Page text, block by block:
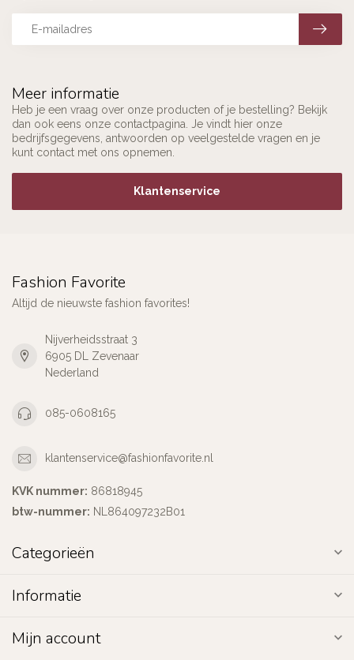
Meer informatie
Heb je een vraag over onze producten of je bestelling? Bekijk
dan ook eens onze contactpagina. Je vindt hier onze
bedrijfsgegevens, antwoorden op veelgestelde vragen en je
kunt contact met ons opnemen.
Klantenservice
Fashion Favorite
Altijd de nieuwste fashion favorites!
Nijverheidsstraat 3
6905 DL Zevenaar
Nederland
085-0608165
klantenservice@fashionfavorite.nl
KVK nummer: 86818945
btw-nummer: NL864097232B01
Categorieën
Informatie
Mijn account